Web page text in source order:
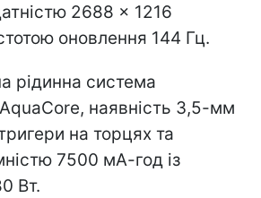
2688 × 1216
оновлення 144 Гц.
рідинна система
наявність 3,5-мм
на торцях та
7500 мА-год із
Вт.